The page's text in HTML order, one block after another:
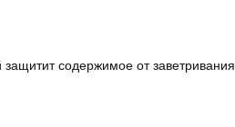
содержимое от заветривания.